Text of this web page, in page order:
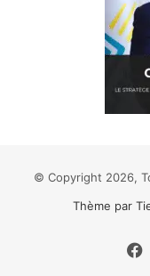
© Copyright 2026,
Thème par